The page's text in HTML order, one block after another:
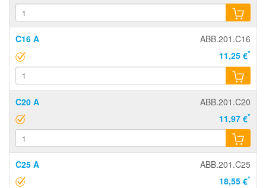
C16 A
ABB.201.C16
11,25 €*
C20 A
ABB.201.C20
11,97 €*
C25 A
ABB.201.C25
18,55 €*